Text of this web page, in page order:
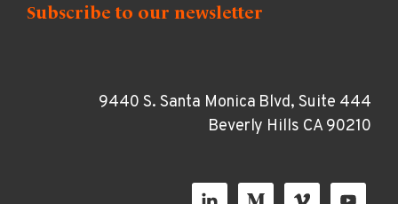
9440 S. Santa Monica Blvd, Suite 444
Beverly Hills CA 90210